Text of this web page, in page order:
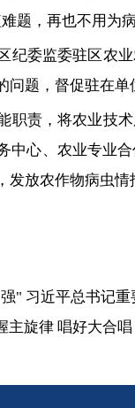
题，再也不用为
纪委监委驻区农
题，督促驻在
职责，将农业技
中心、农业专业
发放农作物病虫
" 习近平总书记
主旋律 唱好大合唱